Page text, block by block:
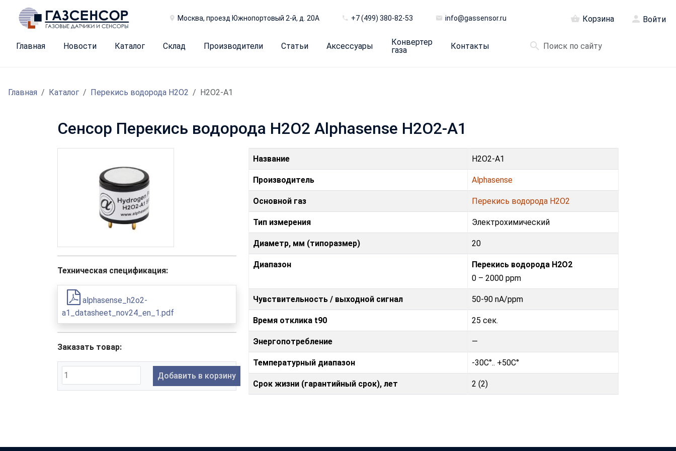
Москва, проезд Южнопортовый 2-й, д. 20А +7 (499) 380-82-53 info@gassensor.ru Корзина Войти
Главная Новости Каталог Склад Производители Статьи Аксессуары
Конвертер
газа
Контакты
Главная Каталог Перекись водорода H2O2 H2O2-A1
Сенсор Перекись водорода H2O2 Alphasense H2O2-A1
Техническая спецификация:
alphasense_h2o2-
a1_datasheet_nov24_en_1.pdf
Заказать товар:
Добавить в корзину
Название H2O2-A1
Производитель Alphasense
Основной газ Перекись водорода H2O2
Тип измерения Электрохимический
Диаметр, мм (типоразмер) 20
Диапазон
Перекись водорода H2O2
0 – 2000 ppm
Чувствительность / выходной сигнал 50-90 nA/ppm
Время отклика t90 25 сек.
Энергопотребление —
Температурный диапазон -30C°.. +50C°
Срок жизни (гарантийный срок), лет 2 (2)